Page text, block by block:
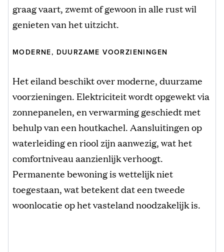
graag vaart, zwemt of gewoon in alle rust wil
genieten van het uitzicht.
MODERNE, DUURZAME VOORZIENINGEN
Het eiland beschikt over moderne, duurzame
voorzieningen. Elektriciteit wordt opgewekt via
zonnepanelen, en verwarming geschiedt met
behulp van een houtkachel. Aansluitingen op
waterleiding en riool zijn aanwezig, wat het
comfortniveau aanzienlijk verhoogt.
Permanente bewoning is wettelijk niet
toegestaan, wat betekent dat een tweede
woonlocatie op het vasteland noodzakelijk is.